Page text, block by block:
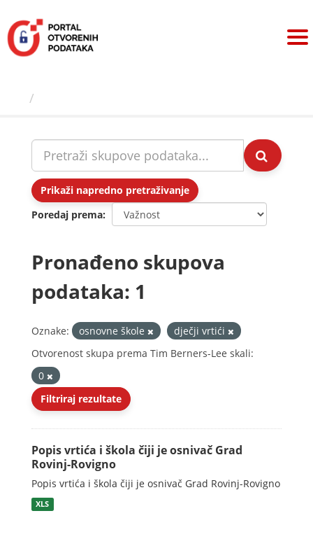
sadržaj
Prikaži napredno pretraživanje
Poredaj prema
Pronađeno skupova
podataka: 1
Oznake: osnovne škole
dječji vrtići
Otvorenost skupa prema Tim Berners-Lee skali:
0
Filtriraj rezultate
Popis vrtića i škola čiji je osnivač Grad
Rovinj-Rovigno
Popis vrtića i škola čiji je osnivač Grad Rovinj-Rovigno
XLS